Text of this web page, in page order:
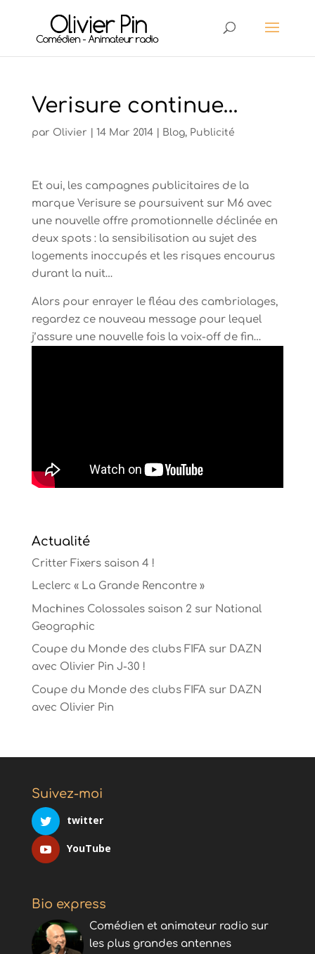
Verisure continue…
par Olivier 14 Mar 2014| Blog, Publicité
Et oui, les campagnes publicitaires de la
marque Verisure se poursuivent sur M6 avec
une nouvelle offre promotionnelle déclinée en
deux spots : la sensibilisation au sujet des
logements inoccupés et les risques encourus
durant la nuit…
Alors pour enrayer le fléau des cambriolages,
regardez ce nouveau message pour lequel
j’assure une nouvelle fois la voix-off de fin…
Actualité
Critter Fixers saison 4 !
Leclerc « La Grande Rencontre »
Machines Colossales saison 2 sur National
Geographic
Coupe du Monde des clubs FIFA sur DAZN
avec Olivier Pin J-30 !
Coupe du Monde des clubs FIFA sur DAZN
avec Olivier Pin
Suivez-moi
twitter
YouTube
Bio express
Comédien et animateur radio sur
les plus grandes antennes